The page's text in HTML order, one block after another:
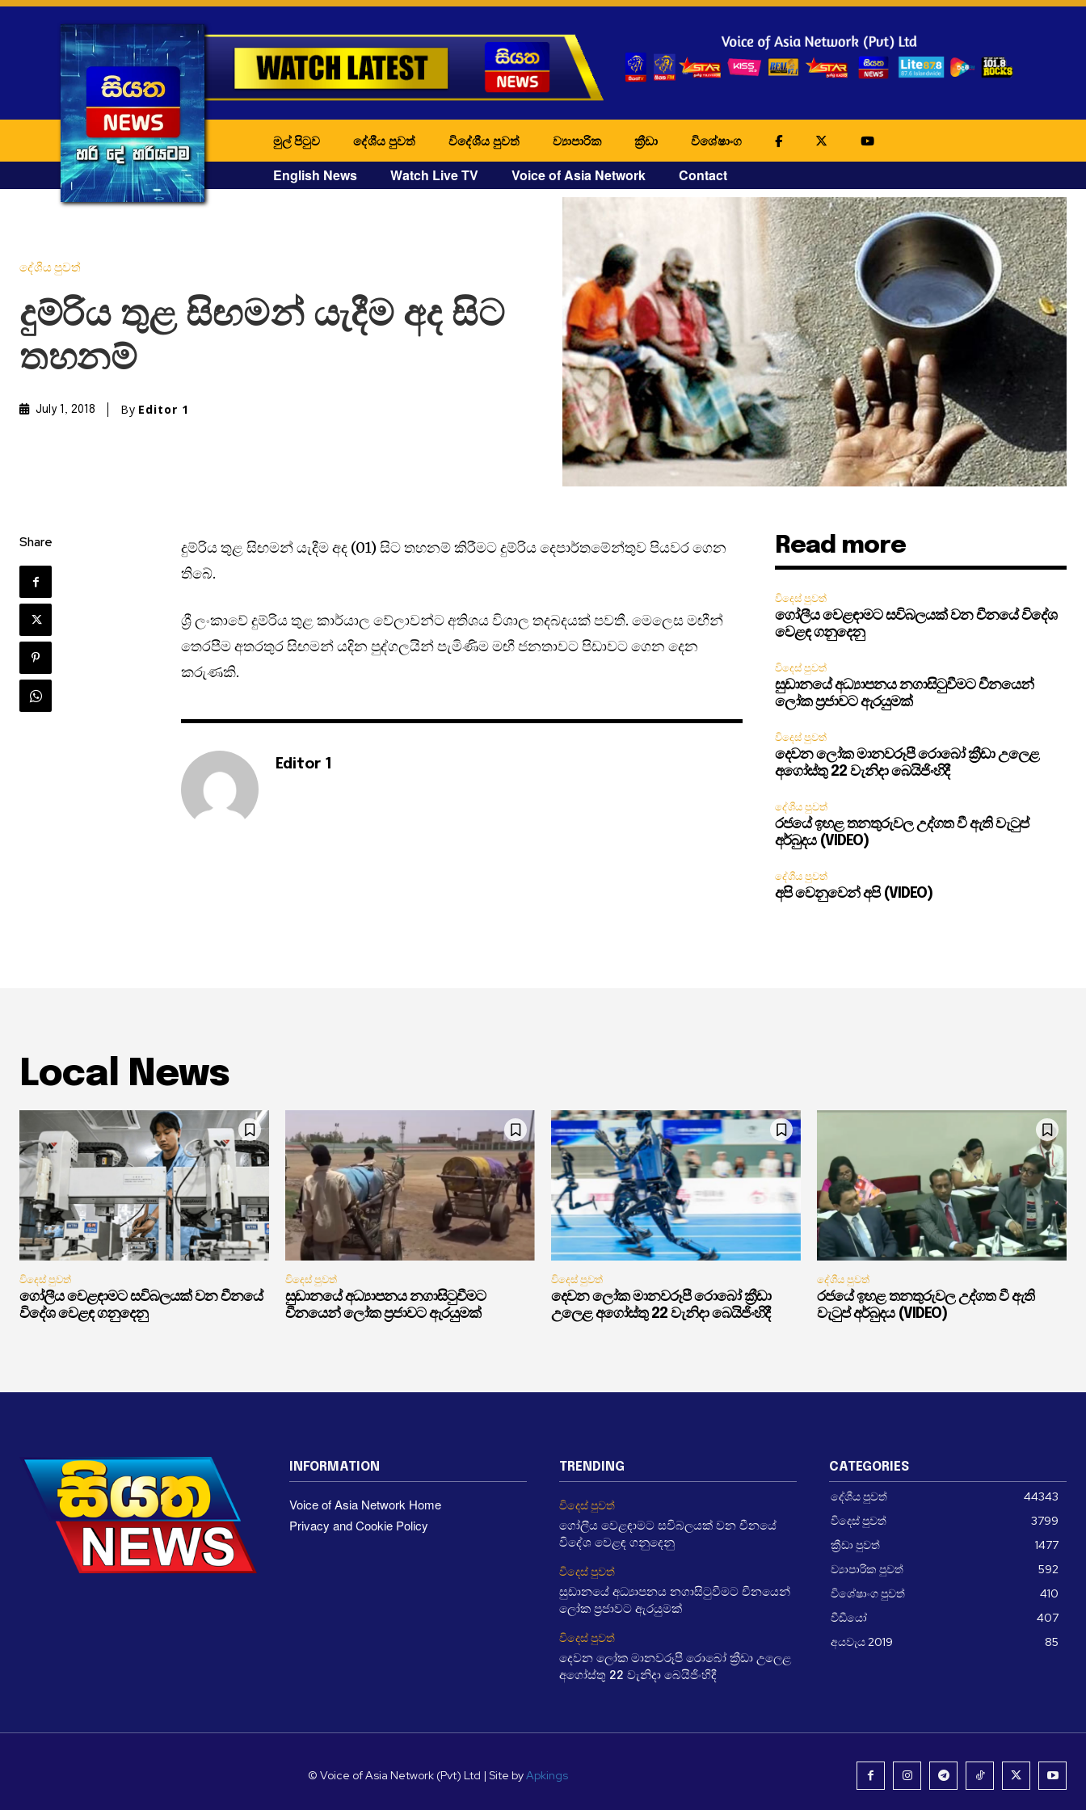
මුල් පිටුව දේශීය පුවත් විදේශීය පුවත් ව්‍යාපාරික ක්‍රීඩා විශේෂාංග
English News Watch Live TV Voice of Asia Network Contact
දේශීය පුවත්
දුම්රිය තුළ සිඟමන් යැදීම අද සිට
තහනම්
July 1, 2018 By Editor 1
Share
දුම්රිය තුළ සිඟමන් යැදීම අද (01) සිට තහනම් කිරීමට දුම්රිය දෙපාර්තමේන්තුව පියවර ගෙන
තිබේ.
ශ්‍රී ලංකාවේ දුම්රිය තුළ කාර්යාල වේලාවන්ට අතිශය විශාල තදබදයක් පවතී. මෙලෙස මඟීන්
තෙරපීම අතරතුර සිඟමන් යදින පුද්ගලයින් පැමිණිම මඟී ජනතාවට පිඩාවට ගෙන දෙන
කරුණකි.
Editor 1
Read more
විදෙස් පුවත්
ගෝලීය වෙළඳාමට සවිබලයක් වන චීනයේ විදේශ
වෙළඳ ගනුදෙනු
විදෙස් පුවත්
සුඩානයේ අධ්‍යාපනය නගාසිටුවීමට චීනයෙන්
ලෝක ප්‍රජාවට ඇරයුමක්
විදෙස් පුවත්
දෙවන ලෝක මානවරූපී රොබෝ ක්‍රීඩා උලෙළ
අගෝස්තු 22 වැනිදා බෙයිජිංහිදී
දේශීය පුවත්
රජයේ ඉහළ තනතුරුවල උද්ගත වී ඇති වැටුප්
අර්බුදය (VIDEO)
දේශීය පුවත්
අපි වෙනුවෙන් අපි (VIDEO)
Local News
විදෙස් පුවත්
ගෝලීය වෙළඳාමට සවිබලයක් වන චීනයේ
විදේශ වෙළඳ ගනුදෙනු
විදෙස් පුවත්
සුඩානයේ අධ්‍යාපනය නගාසිටුවීමට
චීනයෙන් ලෝක ප්‍රජාවට ඇරයුමක්
විදෙස් පුවත්
දෙවන ලෝක මානවරූපී රොබෝ ක්‍රීඩා
උලෙළ අගෝස්තු 22 වැනිදා බෙයිජිංහිදී
දේශීය පුවත්
රජයේ ඉහළ තනතුරුවල උද්ගත වී ඇති
වැටුප් අර්බුදය (VIDEO)
INFORMATION
Voice of Asia Network Home
Privacy and Cookie Policy
TRENDING
විදෙස් පුවත්
ගෝලීය වෙළඳාමට සවිබලයක් වන චීනයේ
විදේශ වෙළඳ ගනුදෙනු
විදෙස් පුවත්
සුඩානයේ අධ්‍යාපනය නගාසිටුවීමට චීනයෙන්
ලෝක ප්‍රජාවට ඇරයුමක්
විදෙස් පුවත්
දෙවන ලෝක මානවරූපී රොබෝ ක්‍රීඩා උලෙළ
අගෝස්තු 22 වැනිදා බෙයිජිංහිදී
CATEGORIES
දේශීය පුවත්
44343
විදෙස් පුවත්
3799
ක්‍රීඩා පුවත්
1477
ව්‍යාපාරික පුවත්
592
විශේෂාංග පුවත්
410
වීඩීයෝ
407
අයවැය 2019
85
© Voice of Asia Network (Pvt) Ltd | Site byApkings